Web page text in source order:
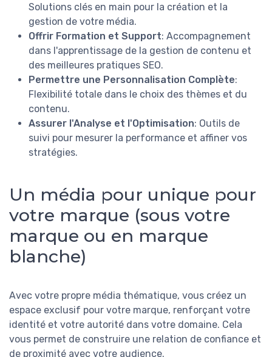
Solutions clés en main pour la création et la
gestion de votre média.
Offrir Formation et Support: Accompagnement
dans l'apprentissage de la gestion de contenu et
des meilleures pratiques SEO.
Permettre une Personnalisation Complète:
Flexibilité totale dans le choix des thèmes et du
contenu.
Assurer l'Analyse et l'Optimisation: Outils de
suivi pour mesurer la performance et affiner vos
stratégies.
Un média pour unique pour
votre marque (sous votre
marque ou en marque
blanche)
Avec votre propre média thématique, vous créez un
espace exclusif pour votre marque, renforçant votre
identité et votre autorité dans votre domaine. Cela
vous permet de construire une relation de confiance et
de proximité avec votre audience.